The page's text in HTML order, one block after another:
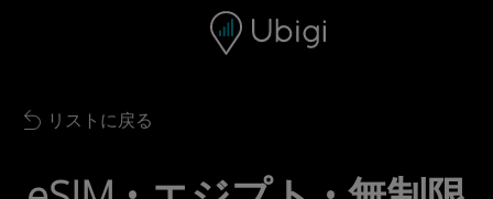
ナビゲーションバー フッター
Back to list
リストに戻る